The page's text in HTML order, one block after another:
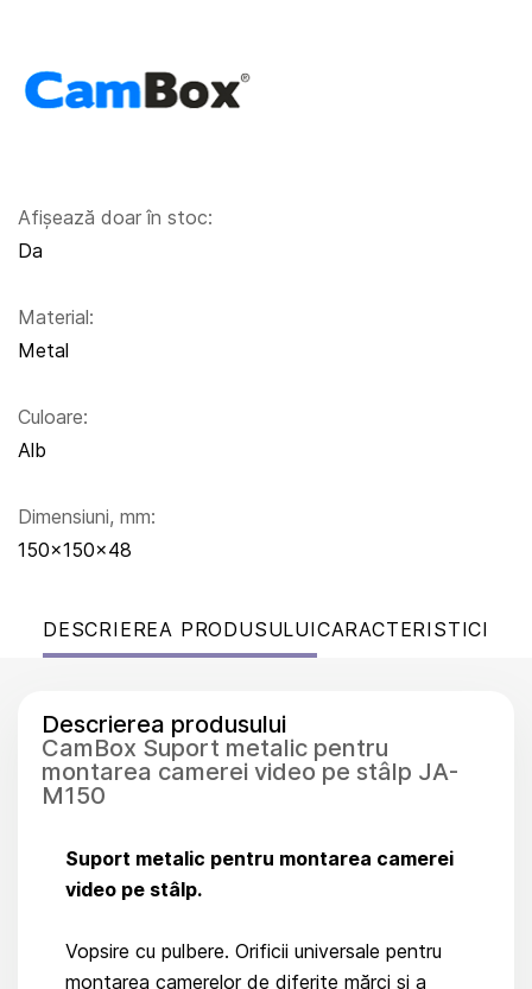
Afișează doar în stoc:
Da
Material:
Metal
Culoare:
Alb
Dimensiuni, mm:
150x150x48
DESCRIEREA PRODUSULUICARACTERISTICI
Descrierea produsului
CamBox Suport metalic pentru
montarea camerei video pe stâlp JA-
M150
Suport metalic pentru montarea camerei
video pe stâlp.
Vopsire cu pulbere. Orificii universale pentru
montarea camerelor de diferite mărci și a